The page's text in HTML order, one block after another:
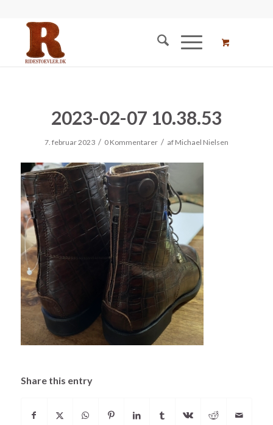
2023-02-07 10.38.53
7. februar 2023 / 0 Kommentarer / af Michael Nielsen
Share this entry